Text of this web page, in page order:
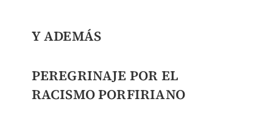
Y ADEMÁS
PEREGRINAJE POR EL
RACISMO PORFIRIANO